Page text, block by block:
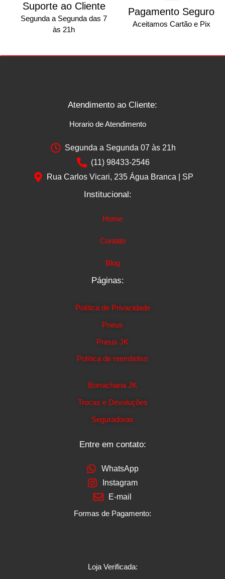
Suporte ao Cliente
Segunda a Segunda das 7
às 21h
Pagamento Seguro
Aceitamos Cartão e Pix
Atendimento ao Cliente:
Horario de Atendimento
Segunda a Segunda 07 às 21h
(11) 98433-2546
Rua Carlos Vicari, 235 Água Branca | SP
Institucional:
Home
Contato
Blog
Páginas:
Política de Privacidade
Pneus
Pneus JK
Política de reembolso
Borracharia JK
Trocas e Devoluções
Seguradoras
Entre em contato:
WhatsApp
Instagram
E-mail
Formas de Pagamento:
Loja Verificada: